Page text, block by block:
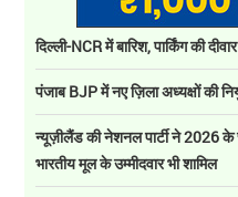
दिल्ली-NCR में बारिश, पार्किंग की
पंजाब BJP में नए ज़िला अध्यक्षों की
न्यूज़ीलैंड की नेशनल पार्टी ने 2026 के
भारतीय मूल के उम्मीदवार भी शामिल